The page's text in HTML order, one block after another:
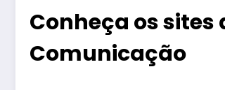
Conheça os
Comunicação